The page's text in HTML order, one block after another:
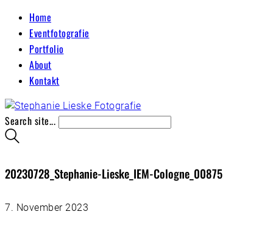
Home
Eventfotografie
Portfolio
About
Kontakt
Search site...
20230728_Stephanie-Lieske_IEM-Cologne_00875
7. November 2023